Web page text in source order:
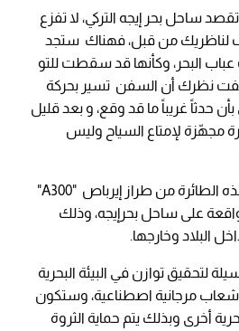
ساحل بحر إيجه التركي، لا تفزع
لناظريك من قبل، فهناك ستجد
البحر، وكأنها قد سقطت للتو
نظرك أن السفن تسير بحركة
حدثاً غريباً ما قد وقع، و بعد قليل
مجهّزة لإمتاع السياح وليس
حيث قامت تركيا بإغراق هذه الطائرة من طراز إيرباص "A300"
على ساحل بحرإيجه، وذلك
البلاد وخارجها.
لتحقيق توازن في البيئة البحرية
مرجانية اصطناعية، وستكون
أخرى وبذلك يتم حماية الثروة